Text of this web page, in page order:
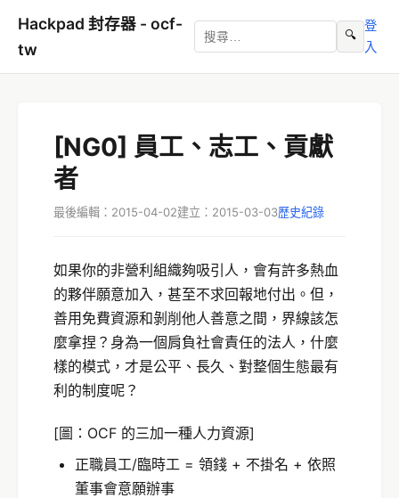
Hackpad 封存器 - ocf-
tw
🔍
登
入
[NG0] 員工、志工、貢獻
者
最後編輯：2015-04-02建立：2015-03-03歷史紀錄
如果你的非營利組織夠吸引人，會有許多熱血
的夥伴願意加入，甚至不求回報地付出。但，
善用免費資源和剝削他人善意之間，界線該怎
麼拿捏？身為一個肩負社會責任的法人，什麼
樣的模式，才是公平、長久、對整個生態最有
利的制度呢？
[圖：OCF 的三加一種人力資源]
正職員工/臨時工 = 領錢 + 不掛名 + 依照
董事會意願辦事